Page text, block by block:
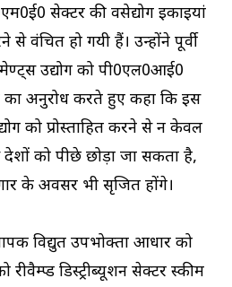
सेक्टर की वस्त्रोद्योग इकाइयां
से वंचित हो गयी हैं। उन्होंने पूर्वी
उद्योग को पी0एल0आई0
का अनुरोध करते हुए कहा कि इस
को प्रोस्ताहित करने से न केवल
को पीछे छोड़ा जा सकता है,
के अवसर भी सृजित होंगे।
विद्युत उपभोक्ता आधार को
डिस्ट्रीब्यूशन सेक्टर स्कीम